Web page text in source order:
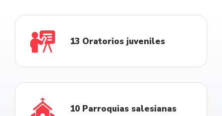
13 Oratorios juveniles
10 Parroquias salesianas